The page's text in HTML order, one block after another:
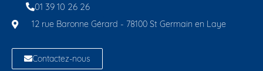
01 39 10 26 26
12 rue Baronne Gérard - 78100 St Germain en Laye
Contactez-nous